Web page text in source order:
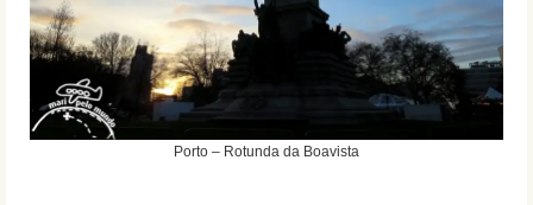
Porto – Rotunda da Boavista